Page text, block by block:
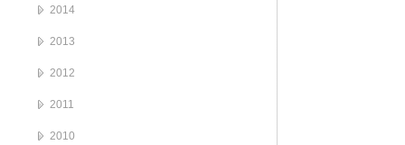
2014
2013
2012
2011
2010